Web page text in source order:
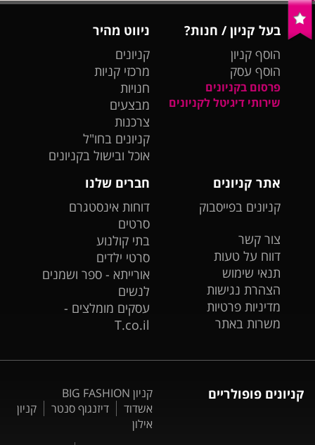
בעל קניון / חנות?
הוסף קניון
הוסף עסק
פרסום בקניונים
שירותי דיגיטל לקניונים
ניווט מהיר
קניונים
מרכזי קניות
חנויות
מבצעים
צרכנות
קניונים בחו"ל
אוכל ובישול בקניונים
אתר קניונים
קניונים בפייסבוק
צור קשר
דווח על טעות
תנאי שימוש
הצהרת נגישות
מדיניות פרטיות
משרות באתר
חברים שלנו
דוחות אינסטגרם
סרטים
בתי קולנוע
סרטי ילדים
אורייתא - ספר ושמנים
לנשים
עסקים מומלצים -
T.co.il
קניונים פופולריים
קניון BIG FASHION
אשדוד
דיזנגוף סנטר
קניון
אילון